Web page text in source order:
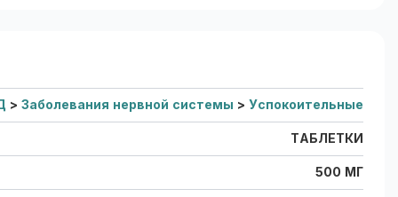
> Заболевания нервной системы > Успокоительные
ТАБЛЕТКИ
500 МГ